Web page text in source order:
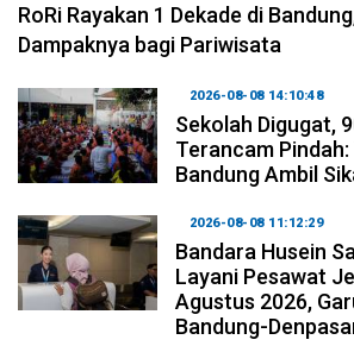
RoRi Rayakan 1 Dekade di
Dampaknya bagi Pariwisata
2026-08-08 14:10:48
Sekolah Digugat,
Terancam
Bandung Ambil
2026-08-08 11:12:29
Bandara Husein
Layani Pesawat
Agustus 2026,
Bandung-